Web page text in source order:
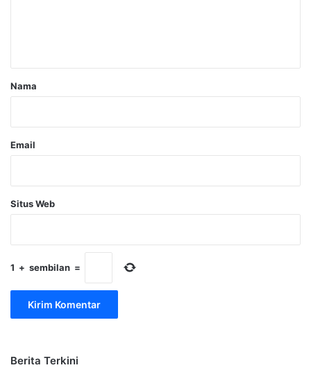
rNama
Email
Situs Web
1 + sembilan =
Berita Terkini